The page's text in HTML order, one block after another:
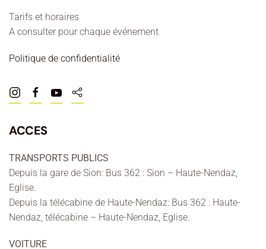
Tarifs et horaires
A consulter pour chaque événement
Politique de confidentialité
ACCES
TRANSPORTS PUBLICS
Depuis la gare de Sion: Bus 362 : Sion – Haute-Nendaz,
Eglise.
Depuis la télécabine de Haute-Nendaz: Bus 362 : Haute-
Nendaz, télécabine – Haute-Nendaz, Eglise.
VOITURE